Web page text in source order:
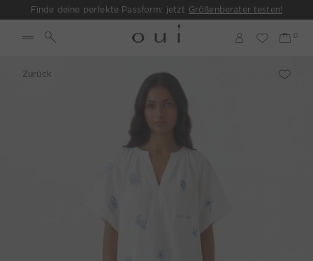
Finde deine perfekte Passform: jetzt Größenberater testen!
Zurück